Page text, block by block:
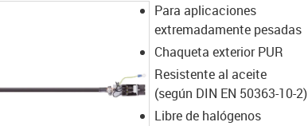
Para aplicaciones
extremadamente pesadas
Chaqueta exterior PUR
Resistente al aceite
(según DIN EN 50363-10-2)
Libre de halógenos